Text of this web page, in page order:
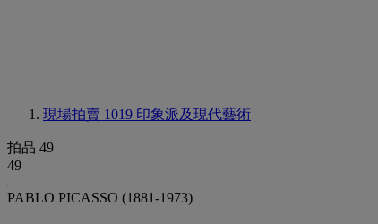
現場拍賣 1019 印象派及現代藝術
拍品 49
49
PABLO PICASSO (1881-1973)